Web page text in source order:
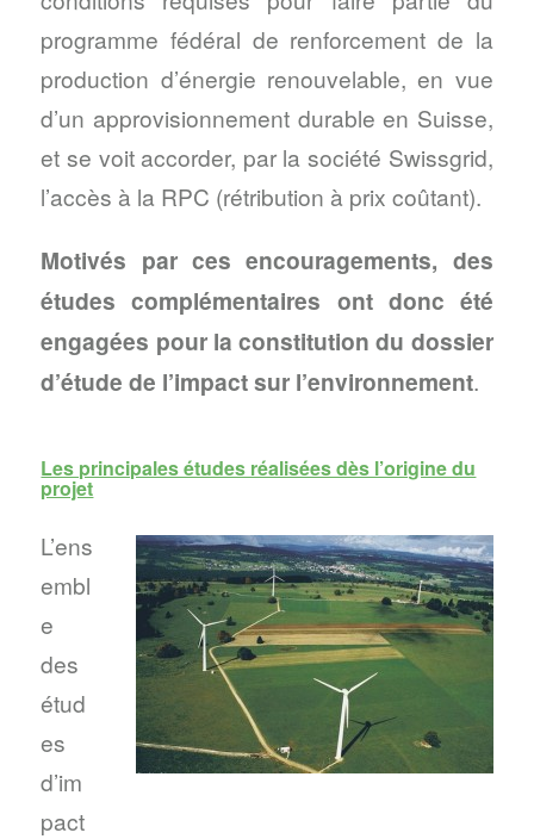
programme fédéral de renforcement de la
production d’énergie renouvelable, en vue
d’un approvisionnement durable en Suisse,
et se voit accorder, par la société Swissgrid,
l’accès à la RPC (rétribution à prix coûtant).
Motivés par ces encouragements, des
études complémentaires ont donc été
engagées pour la constitution du dossier
d’étude de l’impact sur l’environnement.
Les principales études réalisées dès l’origine du
projet
L’ens
embl
e
des
étud
es
d’im
pact